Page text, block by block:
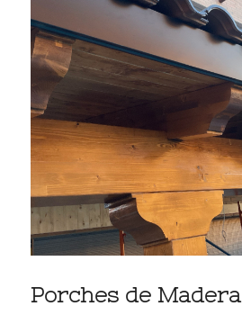
Porches de Madera